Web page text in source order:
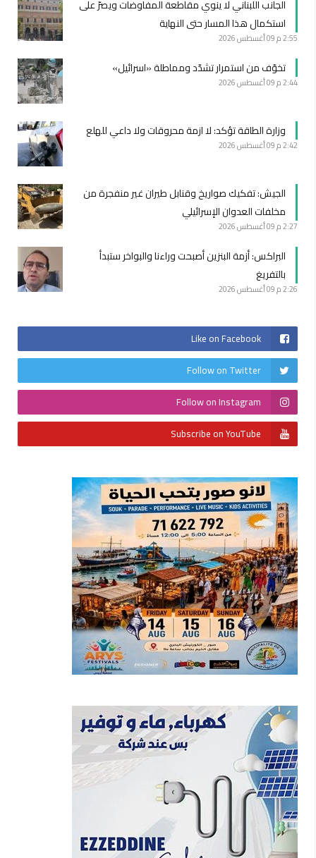
الجانب اللبناني لا ينوي مقاطعة المفاوضات ويصرّ على
استكمال هذا المسار حتى النهاية
2:55 م 09 أغسطس 2026
تخوّف من استمرار تشدّد ومماطلة «اسرائيل»
2:44 م 09 أغسطس 2026
وزارة الطاقة تؤكد: لا ازمة محروقات ولا داعي للهلع
2:42 م 09 أغسطس 2026
الجيش: تفكيك صواريخ وقنابل طيران غير منفجرة من
مخلفات العدوان الإسرائيلي
2:27 م 09 أغسطس 2026
البراكس: أزمة البنزين أصبحت وراءنا والبواخر ستبدأ
بالتفريغ
2:26 م 09 أغسطس 2026
Like on Facebook
Follow on Twitter
Follow on Instagram
Subscribe on YouTube